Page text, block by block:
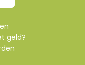
geld?